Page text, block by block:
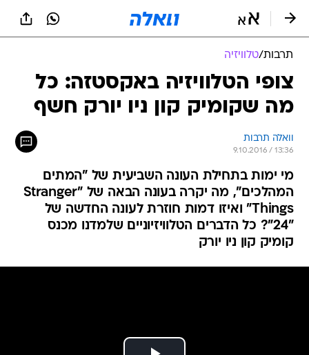
תרבות/טלוויזיה
צופי הטלוויזיה באקסטזה: כל
מה שקומיק קון ניו יורק חשף
וואלה תרבות
9.10.2016 / 13:36
מי ימות בתחילת העונה השביעית של "המתים
המהלכים", מה יקרה בעונה הבאה של "Stranger
Things" ואיזו דמות חוזרת לעונה החדשה של
"24"? כל הדברים הטלוויזיוניים שלמדנו מכנס
קומיק קון ניו יורק